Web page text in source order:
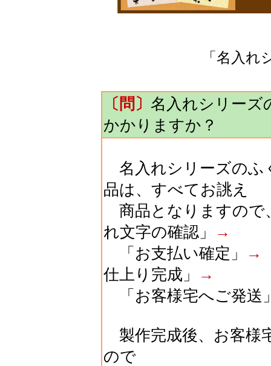
「名入れ
〔問〕 名入れシリーズ
かかりますか？
名入れシリーズのふ
品は、すべてお誂え
商品となりますので
れ文字の確認」
→
「お支払い確定」
→
仕上り完成」
→
「お客様宅へご発送
製作完成後、お客様
ので